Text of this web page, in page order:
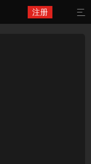
注册 